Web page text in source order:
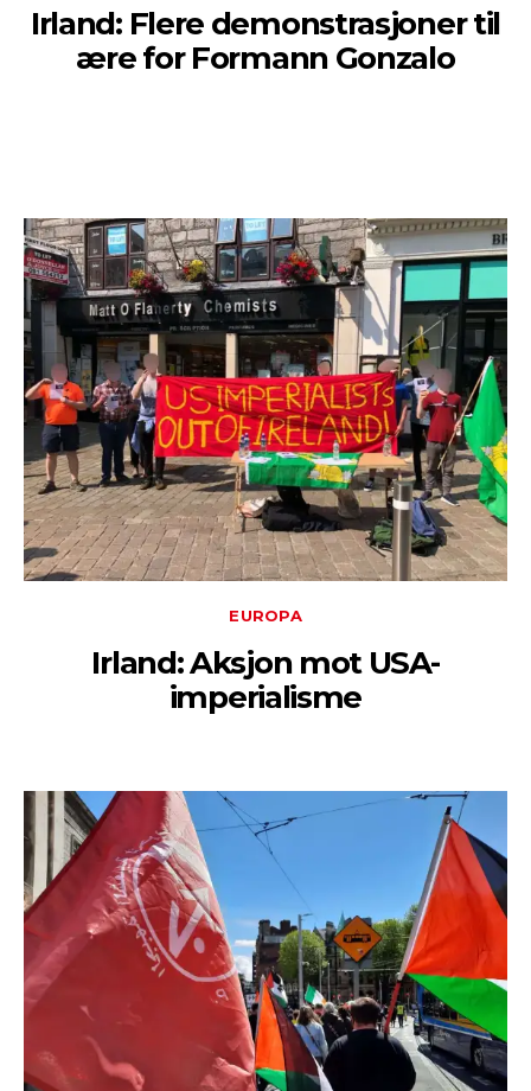
Irland: Flere demonstrasjoner til
ære for Formann Gonzalo
EUROPA
Irland: Aksjon mot USA-
imperialisme